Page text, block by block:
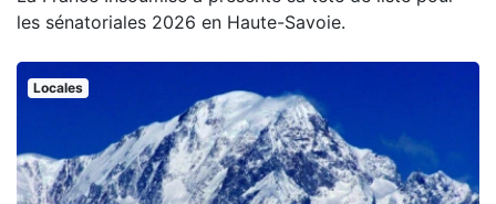
les sénatoriales 2026 en Haute-Savoie.
Locales